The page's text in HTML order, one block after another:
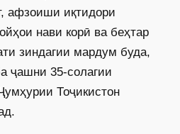
афзоиши иқтидори
нави корӣ ва беҳтар
зиндагии мардум буда,
ҷашни 35-солагии
Тоҷикистон